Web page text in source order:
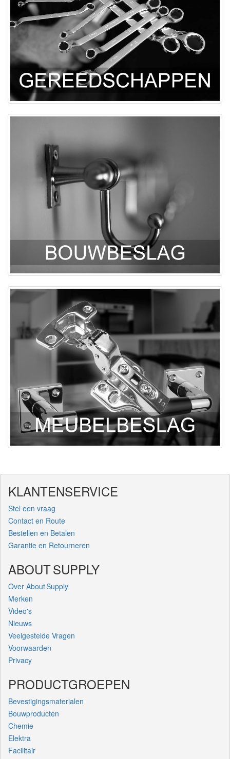
KLANTENSERVICE
Stel een vraag
Contact en Route
Bestellen en Betalen
Garantie en Retourneren
ABOUT SUPPLY
Over About Supply
Merken
Video's
Nieuws
Veelgestelde Vragen
Voorwaarden
Privacy
PRODUCTGROEPEN
Bevestigingsmaterialen
Bouwproducten
Chemie
Elektra
Facilitair